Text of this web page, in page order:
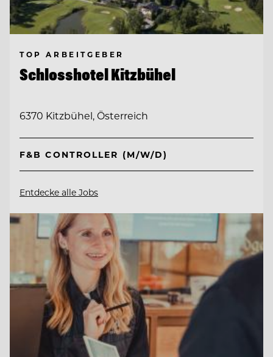
TOP ARBEITGEBER
Schlosshotel Kitzbühel
6370 Kitzbühel, Österreich
F&B CONTROLLER (M/W/D)
Entdecke alle Jobs